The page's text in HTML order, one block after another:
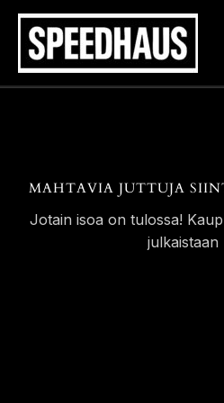
Siirry
sisältöön
MAHTAVIA JUTTUJA
Jotain isoa on tulossa!
julkaistaan